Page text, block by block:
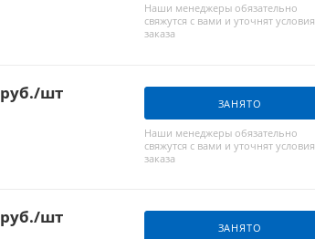
Наши менеджеры обязательно
свяжутся с вами и уточнят условия
заказа
руб./шт
ЗАНЯТО
Наши менеджеры обязательно
свяжутся с вами и уточнят условия
заказа
руб./шт
ЗАНЯТО